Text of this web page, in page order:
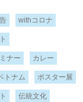
withコロナ
ナー カレー
トナム ポスター展
伝統文化